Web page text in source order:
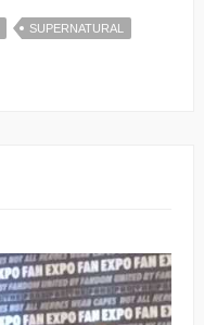
SUPERNATURAL